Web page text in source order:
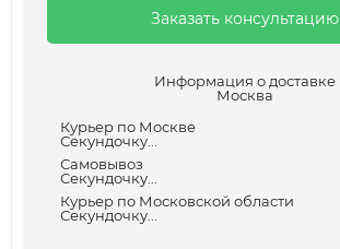
Заказать консультацию
Информация о доставке
Москва
Курьер по Москве
Секундочку...
Самовывоз
Секундочку...
Курьер по Московской области
Секундочку...